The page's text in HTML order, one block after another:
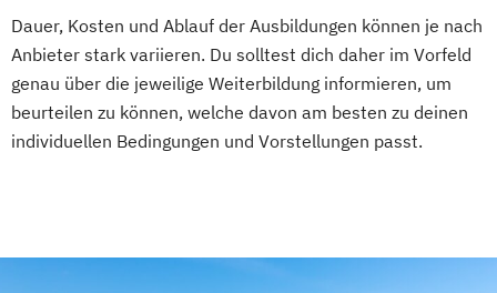
Dauer, Kosten und Ablauf der Ausbildungen können je nach
Anbieter stark variieren. Du solltest dich daher im Vorfeld
genau über die jeweilige Weiterbildung informieren, um
beurteilen zu können, welche davon am besten zu deinen
individuellen Bedingungen und Vorstellungen passt.